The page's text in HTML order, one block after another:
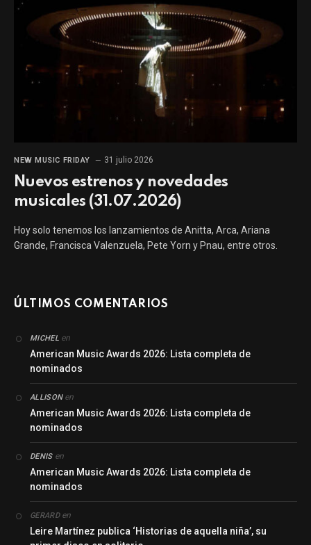
NEW MUSIC FRIDAY 31 julio 2026
Nuevos estrenos y novedades
musicales (31.07.2026)
Hoy solo tenemos los lanzamientos de Anitta, Arca, Ariana
Grande, Francisca Valenzuela, Pete Yorn y Pnau, entre otros.
ÚLTIMOS COMENTARIOS
MICHELen
American Music Awards 2026: Lista completa de
nominados
ALLISONen
American Music Awards 2026: Lista completa de
nominados
DENISen
American Music Awards 2026: Lista completa de
nominados
GERARDen
Leire Martínez publica ‘Historias de aquella niña’, su